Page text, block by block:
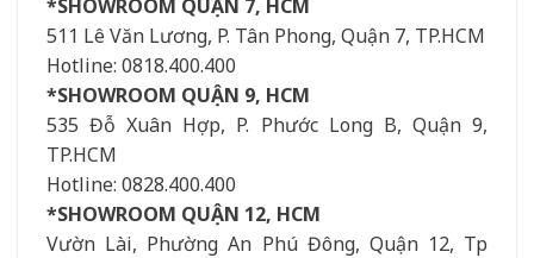
*SHOWROOM QUẬN 7, HCM
511 Lê Văn Lương, P. Tân Phong, Quận 7, TP.HCM
Hotline: 0818.400.400
*SHOWROOM QUẬN 9, HCM
535 Đỗ Xuân Hợp, P. Phước Long B, Quận 9,
TP.HCM
Hotline: 0828.400.400
*SHOWROOM QUẬN 12, HCM
Vườn Lài, Phường An Phú Đông, Quận 12, Tp